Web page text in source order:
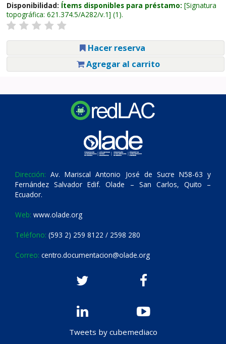
Disponibilidad: Ítems disponibles para préstamo: Signatura
topográfica: 621.374.5/A282/v.1 (1).
Hacer reserva
Agregar al carrito
Dirección: Av. Mariscal Antonio José de Sucre N58-63 y
Fernández Salvador Edif. Olade – San Carlos, Quito –
Ecuador.
Web: www.olade.org
Teléfono: (593 2) 259 8122 / 2598 280
Correo: centro.documentacion@olade.org
Tweets by cubemediaco